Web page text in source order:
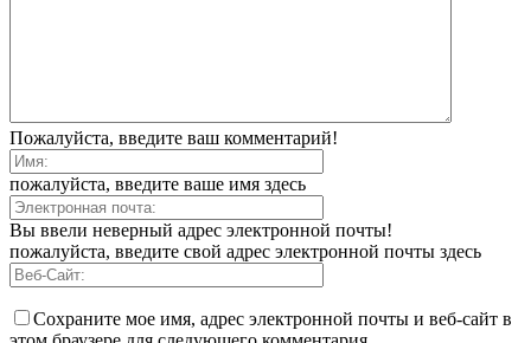
Пожалуйста, введите ваш комментарий!
пожалуйста, введите ваше имя здесь
Вы ввели неверный адрес электронной почты!
пожалуйста, введите свой адрес электронной почты здесь
Сохраните мое имя, адрес электронной почты и веб-сайт в